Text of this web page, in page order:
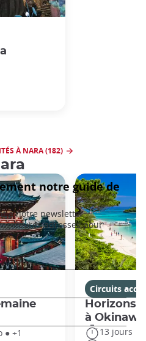
À NARA (182)
● +1
Circuits
Horizons
à Okinawa
13 jours